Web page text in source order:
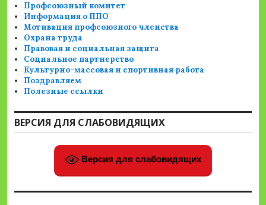
Профсоюзный комитет
Информация о ППО
Мотивация профсоюзного членства
Охрана труда
Правовая и социальная защита
Социальное партнерство
Культурно-массовая и спортивная работа
Поздравляем
Полезные ссылки
ВЕРСИЯ ДЛЯ СЛАБОВИДЯЩИХ
Версия для слабовидящих